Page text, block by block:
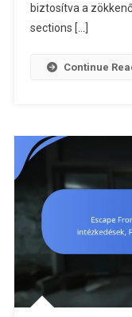
biztosítva a
sections […]
Continue